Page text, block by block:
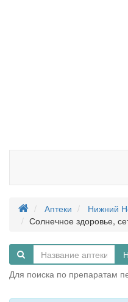
Аптеки Нижний
Солнечное здоровье,
Для поиска по препаратам